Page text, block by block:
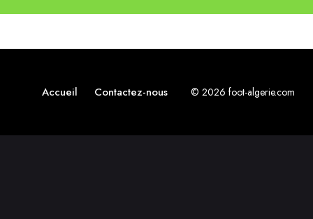
Accueil Contactez-nous © 2026 foot-algerie.com